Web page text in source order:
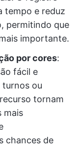
tempo e reduz
permitindo que
importante.
por cores:
fácil e
turnos ou
tornam
mais
chances de